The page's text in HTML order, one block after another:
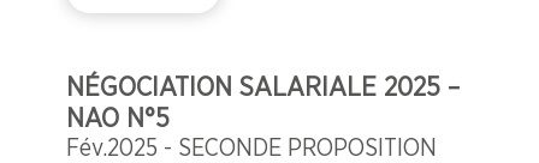
NÉGOCIATION SALARIALE 2025 –
NAO N°5
Fév.2025 - SECONDE PROPOSITION